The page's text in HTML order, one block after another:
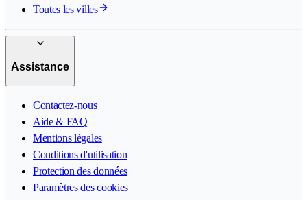
Toutes les villes
Assistance
Contactez-nous
Aide & FAQ
Mentions légales
Conditions d'utilisation
Protection des données
Paramètres des cookies